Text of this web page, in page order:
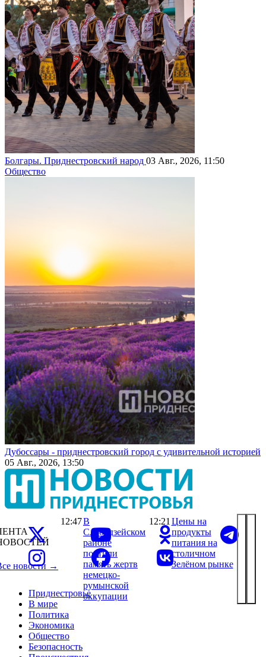
Болгары. Приднестровский народ 03 Авг., 2026, 11:50
Общество
Дубоссары - приднестровский город с удивительной историей
05 Авг., 2026, 13:50
Приднестровье
В мире
Политика
Экономика
Общество
Безопасность
новости →
12:47В
Слободзейском
районе
почтили
память жертв
немецко-
румынской
оккупации
12:21 Цены на
продукты
питания на
столичном
Зелёном рынке